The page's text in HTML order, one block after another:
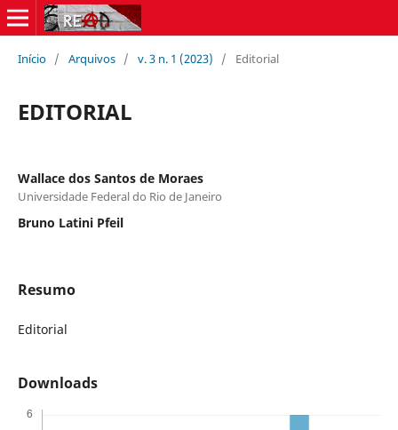
Início / Arquivos / v. 3 n. 1 (2023) / Editorial
EDITORIAL
Wallace dos Santos de Moraes
Universidade Federal do Rio de Janeiro
Bruno Latini Pfeil
Resumo
Editorial
Downloads